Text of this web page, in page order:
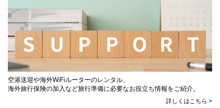
空港送迎や海外WiFiルーターのレンタル、
海外旅行保険の加入など旅行準備に必要なお役立ち情報をご紹介。
詳しくはこちら >